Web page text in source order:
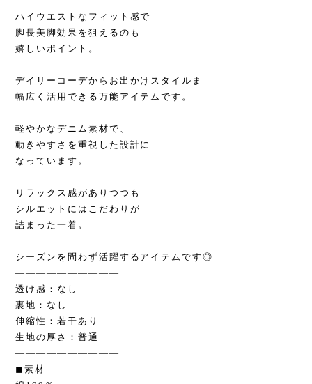
ハイウエストなフィット感で
脚長美脚効果を狙えるのも
嬉しいポイント。
デイリーコーデからお出かけスタイルま
幅広く活用できる万能アイテムです。
軽やかなデニム素材で、
動きやすさを重視した設計に
なっています。
リラックス感がありつつも
シルエットにはこだわりが
詰まった一着。
シーズンを問わず活躍するアイテムです◎
——————————
透け感：なし
裏地：なし
伸縮性：若干あり
生地の厚さ：普通
——————————
◼︎素材